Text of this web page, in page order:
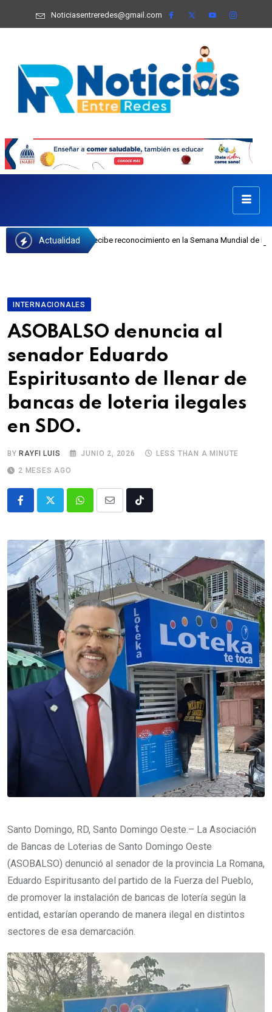
Noticiasentreredes@gmail.com
Actualidad
recibe reconocimiento en la Semana Mundial de la Lactancia Materna
INTERNACIONALES
ASOBALSO denuncia al
senador Eduardo
Espiritusanto de llenar de
bancas de loteria ilegales
en SDO.
BYRAYFI LUIS JUNIO 2, 2026
LESS THAN A MINUTE
2 MESES AGO
Santo Domingo, RD, Santo Domingo Oeste.– La Asociación
de Bancas de Loterias de Santo Domingo Oeste
(ASOBALSO) denunció al senador de la provincia La Romana,
Eduardo Espiritusanto del partido de la Fuerza del Pueblo,
de promover la instalación de bancas de lotería según la
entidad, estarían operando de manera ilegal en distintos
sectores de esa demarcación.